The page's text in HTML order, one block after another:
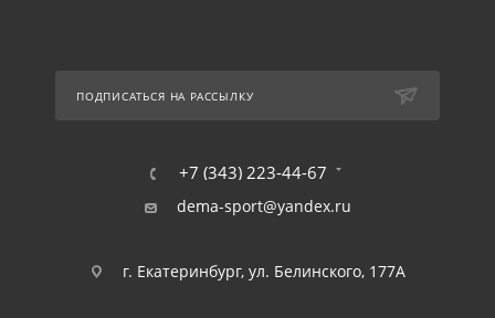
ПОДПИСАТЬСЯ НА РАССЫЛКУ
+7 (343) 223-44-67
dema-sport@yandex.ru
г. Екатеринбург, ул. Белинского, 177А